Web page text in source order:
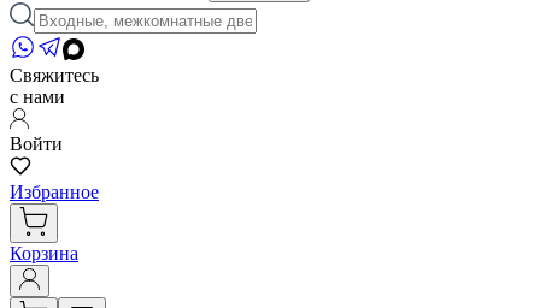
Свяжитесь
с нами
Войти
Избранное
Корзина